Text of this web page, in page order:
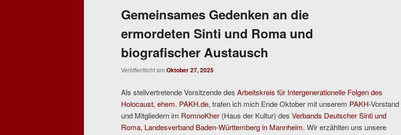
Gemeinsames Gedenken an die
ermordeten Sinti und Roma und
biografischer Austausch
Veröffentlicht am Oktober 27, 2025
Als stellvertretende Vorsitzende des Arbeitskreis für Intergenerationelle Folgen des
Holocaust, ehem. PAKH.de, trafen ich mich Ende Oktober mit unserem PAKH-Vorstand
und Mitgliedern im RomnoKher (Haus der Kultur) des Verbands Deutscher Sinti und
Roma, Landesverband Baden-Württemberg in Mannheim. Wir erzählten uns unsere